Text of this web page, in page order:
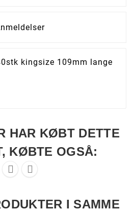
kingsize 109mm lange
HAR KØBT DETTE
KØBTE OGSÅ:
 
I SAMME